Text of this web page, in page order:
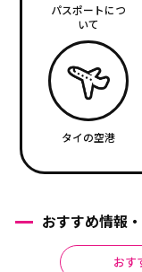
パスポートにつ
いて
タイの空港
おすすめ情報
おす